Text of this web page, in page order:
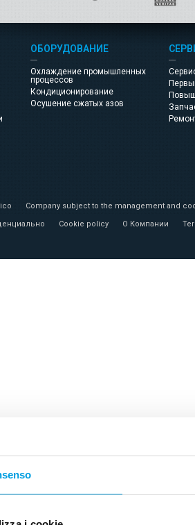
ОБОРУДОВАНИЕ
Охлаждение промышленных
процессов
Кондиционирование
Осушение сжатых азов
Company subject to the management and
Cookie policy О Компании